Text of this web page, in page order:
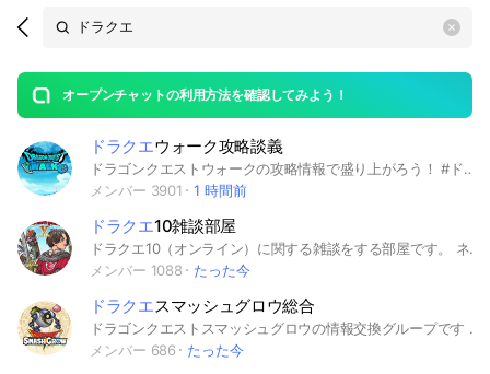
Search
OpenChats
messages
search
area
オープンチャットの利用方法を確認してみよう！
open
ドラクエウォーク攻略談義
ドラゴンクエストウォークの攻略情報で盛り上がろう！ #ドラクエウォーク #DQW
メンバー 3901
1 時間前
ドラクエ10雑談部屋
ドラクエ10（オンライン）に関する雑談をする部屋です。 ネタバレ含めあまり規制せずゆるくやっています。 フレンドや仲間の募集もOK！ 入退室自由／挨拶不要／ROM 専歓迎 オフラインに関しては 【ドラクエなんでも雑談部屋】へ
メンバー 1088
たった今
ドラクエスマッシュグロウ総合
ドラゴンクエストスマッシュグロウの情報交換グループです 皆さんで楽しく情報などを話し合いましょう！ 初めましての方は画面上のアナウンスからルールをご確認ください🙌🏻 その他にもノートには今まで発表されてる情報をまとめてます #スマッシュグロウ #スマグロ#ドラゴンクエストスマッシュグロウ#ドラクエ
メンバー 686
たった今